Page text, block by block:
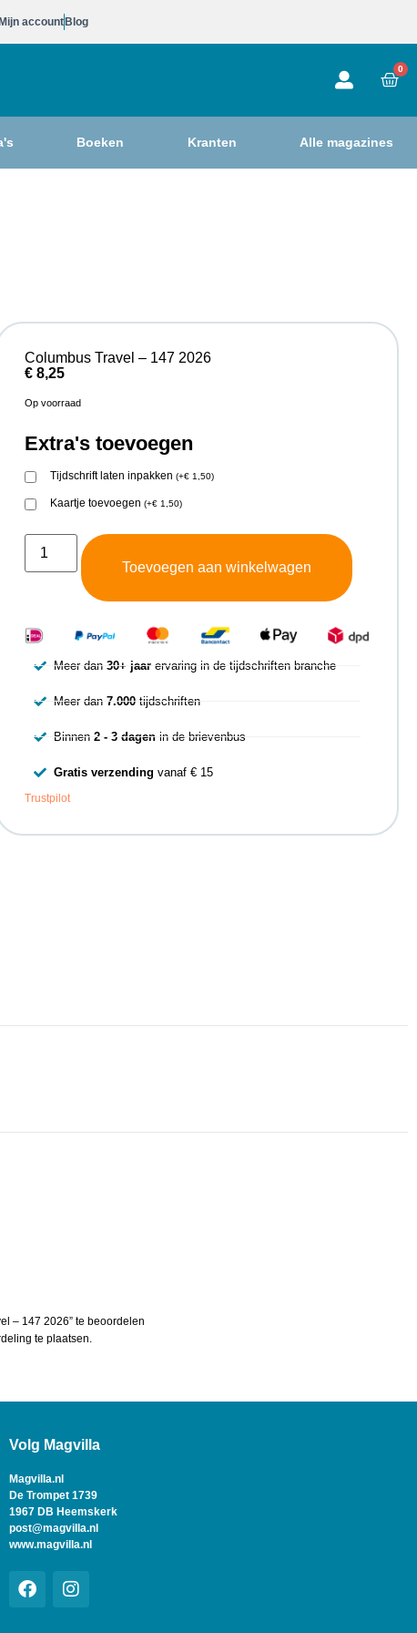
Mijn account Blog
0
Boeken Kranten Alle magazines
Columbus Travel – 147 2026
€8,25
Op voorraad
Extra's toevoegen
Tijdschrift laten inpakken (+€1,50)
Kaartje toevoegen (+€1,50)
Toevoegen aan winkelwagen
Meer dan30+ jaar ervaring in de tijdschriften branche
Meer dan7.000 tijdschriften
Binnen2 - 3 dagen in de brievenbus
Gratis verzending vanaf € 15
Trustpilot
– 147 2026” te beoordelen
te plaatsen.
Volg Magvilla
Magvilla.nl
De Trompet 1739
1967 DB Heemskerk
post@magvilla.nl
www.magvilla.nl